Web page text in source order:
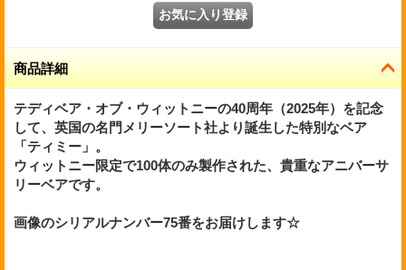
商品詳細
テディベア・オブ・ウィットニーの40周年（2025年）を記念
して、英国の名門メリーソート社より誕生した特別なベア
「ティミー」。
ウィットニー限定で100体のみ製作された、貴重なアニバーサ
リーベアです。
画像のシリアルナンバー75番をお届けします☆